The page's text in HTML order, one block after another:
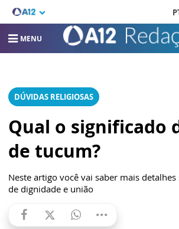
MENU
DÚVIDAS RELIGIOSAS
Qual o significado
de tucum?
Neste artigo você vai saber mais
de dignidade e união